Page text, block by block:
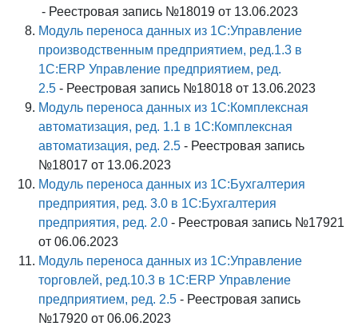
- Реестровая запись №18019 от 13.06.2023
Модуль переноса данных из 1С:Управление
производственным предприятием, ред.1.3 в
1С:ERP Управление предприятием, ред.
2.5 - Реестровая запись №18018 от 13.06.2023
Модуль переноса данных из 1С:Комплексная
автоматизация, ред. 1.1 в 1С:Комплексная
автоматизация, ред. 2.5 - Реестровая запись
№18017 от 13.06.2023
Модуль переноса данных из 1С:Бухгалтерия
предприятия, ред. 3.0 в 1С:Бухгалтерия
предприятия, ред. 2.0 - Реестровая запись №17921
от 06.06.2023
Модуль переноса данных из 1С:Управление
торговлей, ред.10.3 в 1С:ERP Управление
предприятием, ред. 2.5 - Реестровая запись
№17920 от 06.06.2023